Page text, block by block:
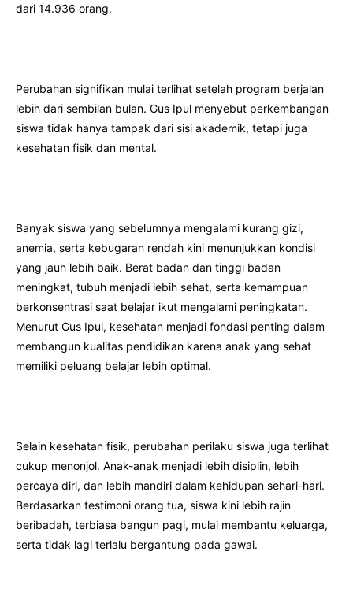
dari 14.936 orang.
Perubahan signifikan mulai terlihat setelah program berjalan
lebih dari sembilan bulan. Gus Ipul menyebut perkembangan
siswa tidak hanya tampak dari sisi akademik, tetapi juga
kesehatan fisik dan mental.
Banyak siswa yang sebelumnya mengalami kurang gizi,
anemia, serta kebugaran rendah kini menunjukkan kondisi
yang jauh lebih baik. Berat badan dan tinggi badan
meningkat, tubuh menjadi lebih sehat, serta kemampuan
berkonsentrasi saat belajar ikut mengalami peningkatan.
Menurut Gus Ipul, kesehatan menjadi fondasi penting dalam
membangun kualitas pendidikan karena anak yang sehat
memiliki peluang belajar lebih optimal.
Selain kesehatan fisik, perubahan perilaku siswa juga terlihat
cukup menonjol. Anak-anak menjadi lebih disiplin, lebih
percaya diri, dan lebih mandiri dalam kehidupan sehari-hari.
Berdasarkan testimoni orang tua, siswa kini lebih rajin
beribadah, terbiasa bangun pagi, mulai membantu keluarga,
serta tidak lagi terlalu bergantung pada gawai.